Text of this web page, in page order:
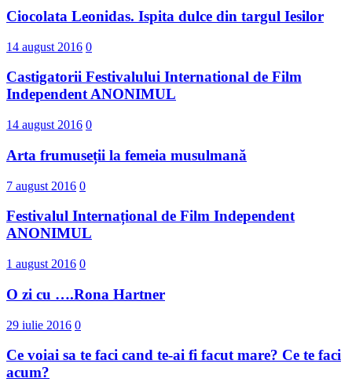
Ciocolata Leonidas. Ispita dulce din targul Iesilor
14 august 2016 0
Castigatorii Festivalului International d​e Film
Independent ANONIMUL
14 august 2016 0
Arta frumuseții la femeia musulmană
7 august 2016 0
Festivalul Internațional de Film Independent
ANONIMUL
1 august 2016 0
O zi cu ….Rona Hartner
29 iulie 2016 0
Ce voiai sa te faci cand te-ai fi facut mare? Ce te faci
acum?